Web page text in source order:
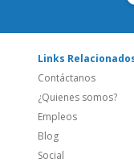
Links Relacionados
Contáctanos